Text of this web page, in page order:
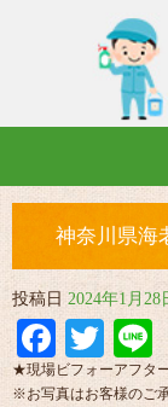
神奈川県海
投稿日 2024年1月28
★現場ビフォーアフタ
※お写真はお客様のご